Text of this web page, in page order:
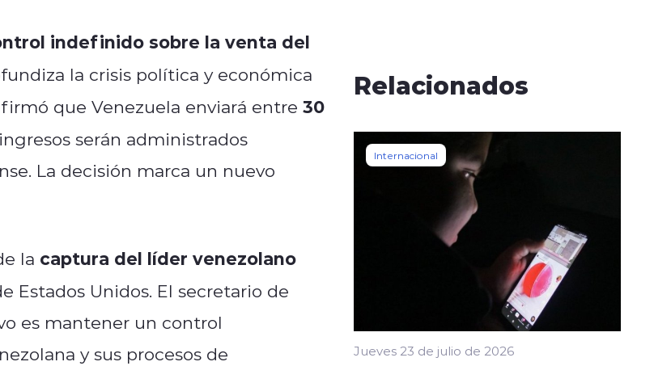
indefinido sobre la venta del
la crisis política y económica
que Venezuela enviará entre 30
serán administrados
La decisión marca un nuevo
la captura del líder venezolano
Estados Unidos. El secretario de
es mantener un control
y sus procesos de
Relacionados
Internacional
Jueves 23 de julio de 2026